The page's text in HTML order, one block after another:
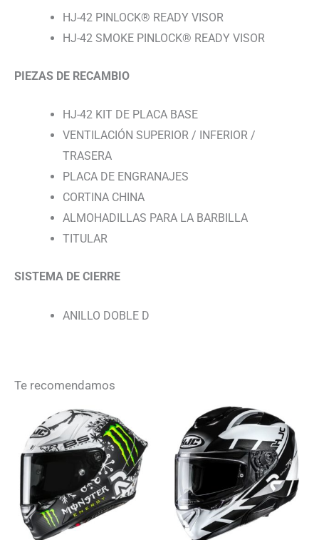
HJ-42 PINLOCK® READY VISOR
HJ-42 SMOKE PINLOCK® READY VISOR
PIEZAS DE RECAMBIO
HJ-42 KIT DE PLACA BASE
VENTILACIÓN SUPERIOR / INFERIOR /
TRASERA
PLACA DE ENGRANAJES
CORTINA CHINA
ALMOHADILLAS PARA LA BARBILLA
TITULAR
SISTEMA DE CIERRE
ANILLO DOBLE D
Te recomendamos